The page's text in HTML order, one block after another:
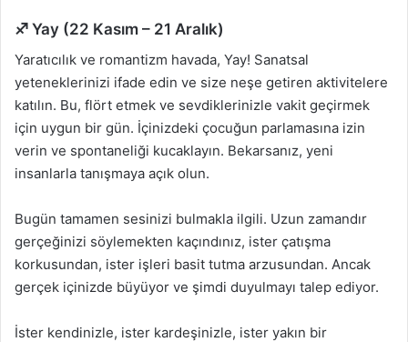
♐ Yay (22 Kasım – 21 Aralık)
Yaratıcılık ve romantizm havada, Yay! Sanatsal
yeteneklerinizi ifade edin ve size neşe getiren aktivitelere
katılın. Bu, flört etmek ve sevdiklerinizle vakit geçirmek
için uygun bir gün. İçinizdeki çocuğun parlamasına izin
verin ve spontaneliği kucaklayın. Bekarsanız, yeni
insanlarla tanışmaya açık olun.
Bugün tamamen sesinizi bulmakla ilgili. Uzun zamandır
gerçeğinizi söylemekten kaçındınız, ister çatışma
korkusundan, ister işleri basit tutma arzusundan. Ancak
gerçek içinizde büyüyor ve şimdi duyulmayı talep ediyor.
İster kendinizle, ister kardeşinizle, ister yakın bir